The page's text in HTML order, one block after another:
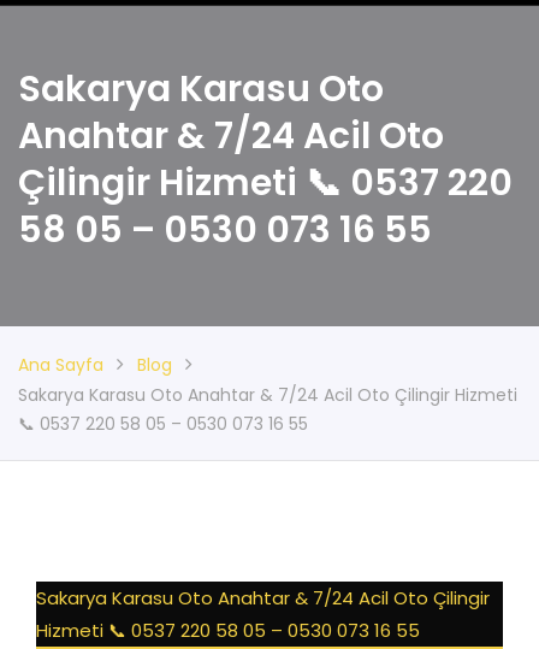
Sakarya Karasu Oto
Anahtar & 7/24 Acil Oto
Çilingir Hizmeti 📞 0537 220
58 05 – 0530 073 16 55
Ana Sayfa
Blog
Sakarya Karasu Oto Anahtar & 7/24 Acil Oto Çilingir Hizmeti
📞 0537 220 58 05 – 0530 073 16 55
Sakarya Karasu Oto Anahtar & 7/24 Acil Oto Çilingir
Hizmeti 📞 0537 220 58 05 – 0530 073 16 55